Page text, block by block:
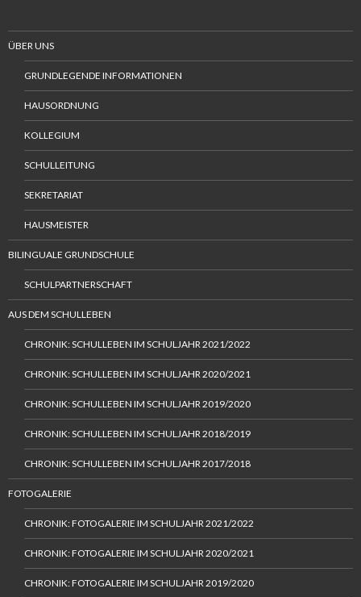
ÜBER UNS
GRUNDLEGENDE INFORMATIONEN
HAUSORDNUNG
KOLLEGIUM
SCHULLEITUNG
SEKRETARIAT
HAUSMEISTER
BILINGUALE GRUNDSCHULE
SCHULPARTNERSCHAFT
AUS DEM SCHULLEBEN
CHRONIK: SCHULLEBEN IM SCHULJAHR 2021/2022
CHRONIK: SCHULLEBEN IM SCHULJAHR 2020/2021
CHRONIK: SCHULLEBEN IM SCHULJAHR 2019/2020
CHRONIK: SCHULLEBEN IM SCHULJAHR 2018/2019
CHRONIK: SCHULLEBEN IM SCHULJAHR 2017/2018
FOTOGALERIE
CHRONIK: FOTOGALERIE IM SCHULJAHR 2021/2022
CHRONIK: FOTOGALERIE IM SCHULJAHR 2020/2021
CHRONIK: FOTOGALERIE IM SCHULJAHR 2019/2020